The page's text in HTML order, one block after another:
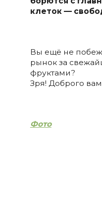
клеток —
Вы ещё не
рынок за
фруктами?
Зря! Доброго
Фото